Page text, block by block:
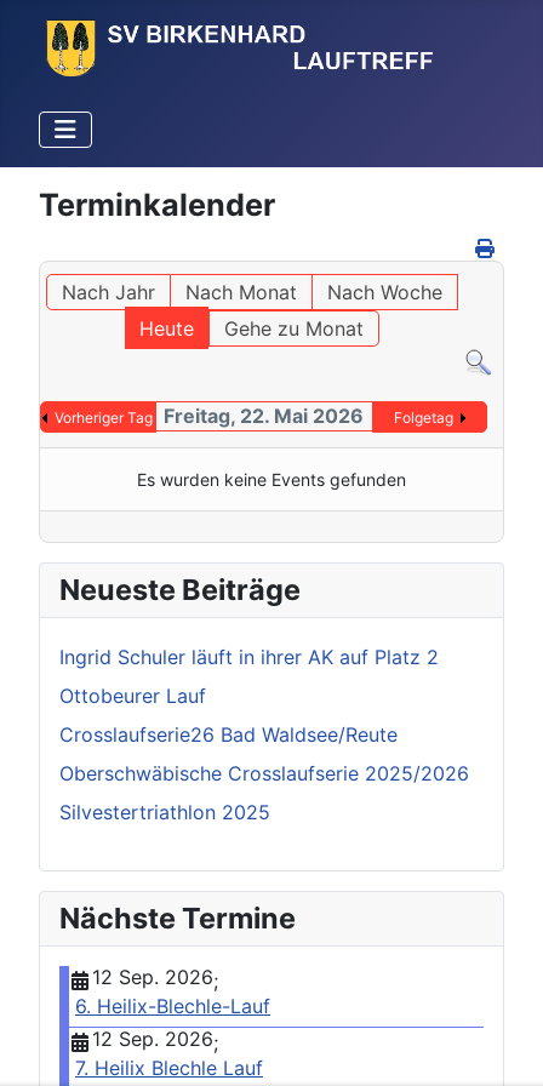
Terminkalender
Nach Jahr Nach Monat
Nach Woche
Heute
Gehe zu Monat
Vorheriger Tag Freitag, 22. Mai 2026 Folgetag
Es wurden keine Events gefunden
Neueste Beiträge
Ingrid Schuler läuft in ihrer AK auf Platz 2
Ottobeurer Lauf
Crosslaufserie26 Bad Waldsee/Reute
Oberschwäbische Crosslaufserie 2025/2026
Silvestertriathlon 2025
Nächste Termine
12 Sep. 2026;
6. Heilix-Blechle-Lauf
12 Sep. 2026;
7. Heilix Blechle Lauf